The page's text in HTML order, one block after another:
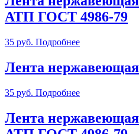
АТП ГОСТ 4986-79
35 руб. Подробнее
Лента
35 руб. Подробнее
Лента